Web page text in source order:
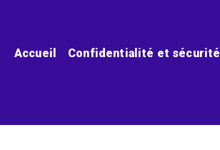
Menu pied de page
Accueil Confidentialité et sécurité